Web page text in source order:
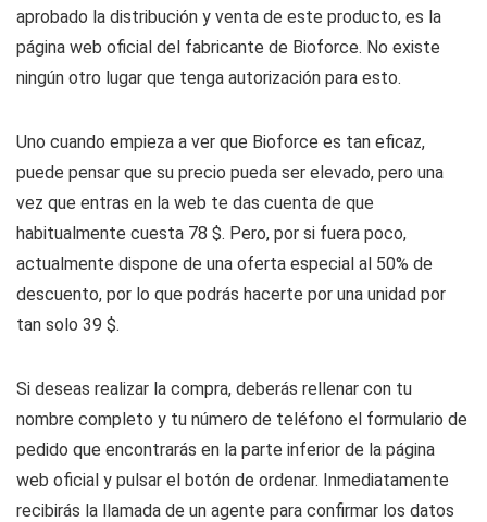
aprobado la distribución y venta de este producto, es la
página web oficial del fabricante de Bioforce. No existe
ningún otro lugar que tenga autorización para esto.
Uno cuando empieza a ver que Bioforce es tan eficaz,
puede pensar que su precio pueda ser elevado, pero una
vez que entras en la web te das cuenta de que
habitualmente cuesta 78 $. Pero, por si fuera poco,
actualmente dispone de una oferta especial al 50% de
descuento, por lo que podrás hacerte por una unidad por
tan solo 39 $.
Si deseas realizar la compra, deberás rellenar con tu
nombre completo y tu número de teléfono el formulario de
pedido que encontrarás en la parte inferior de la página
web oficial y pulsar el botón de ordenar. Inmediatamente
recibirás la llamada de un agente para confirmar los datos